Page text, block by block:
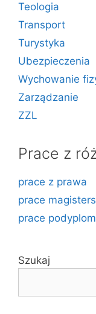
Teologia
Transport
Turystyka
Ubezpieczenia
Wychowanie
Zarządzanie
ZZL
Prace z
prace z prawa
prace
prace
Szukaj